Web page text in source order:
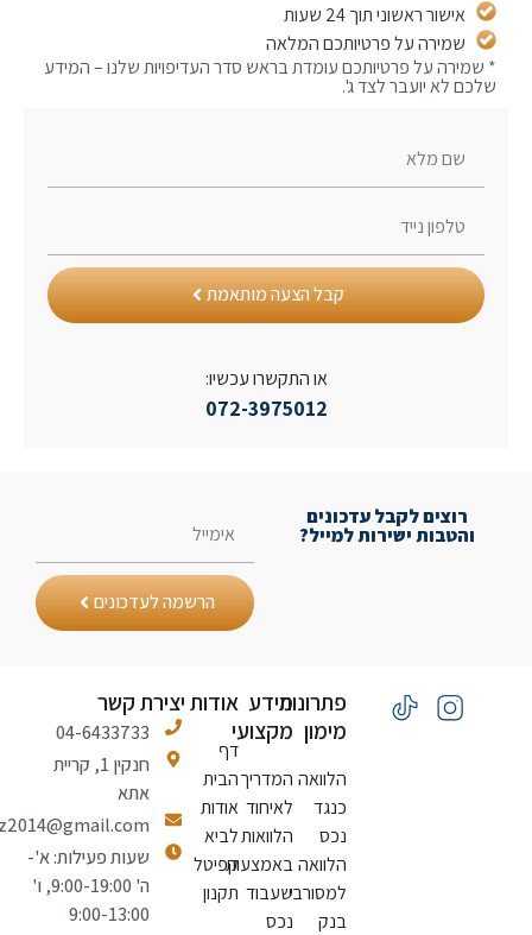
אישור ראשוני תוך 24 שעות
שמירה על פרטיותכם המלאה
על פרטיותכם עומדת בראש סדר העדיפויות שלנו – המידע
לא יועבר לצד ג'.
קבל הצעה מותאמת
או התקשרו עכשיו:
072-3975012
רוצים לקבל עדכונים
והטבות ישירות למייל?
הרשמה לעדכונים
פתרונות
מימון
למסורבי
מידע
מקצועי
המדריך
לאיחוד
הלוואות
באמצעות
שעבוד
נכס
אודות
הבית
אודות
לביא
קפיטל
תקנון
יצירת קשר
04-6433733
חנקין 1, קריית
אתא
natiiluz2014@gmail.com
שעות פעילות: א'-
ה' 9:00-19:00, ו'
9:00-13:00